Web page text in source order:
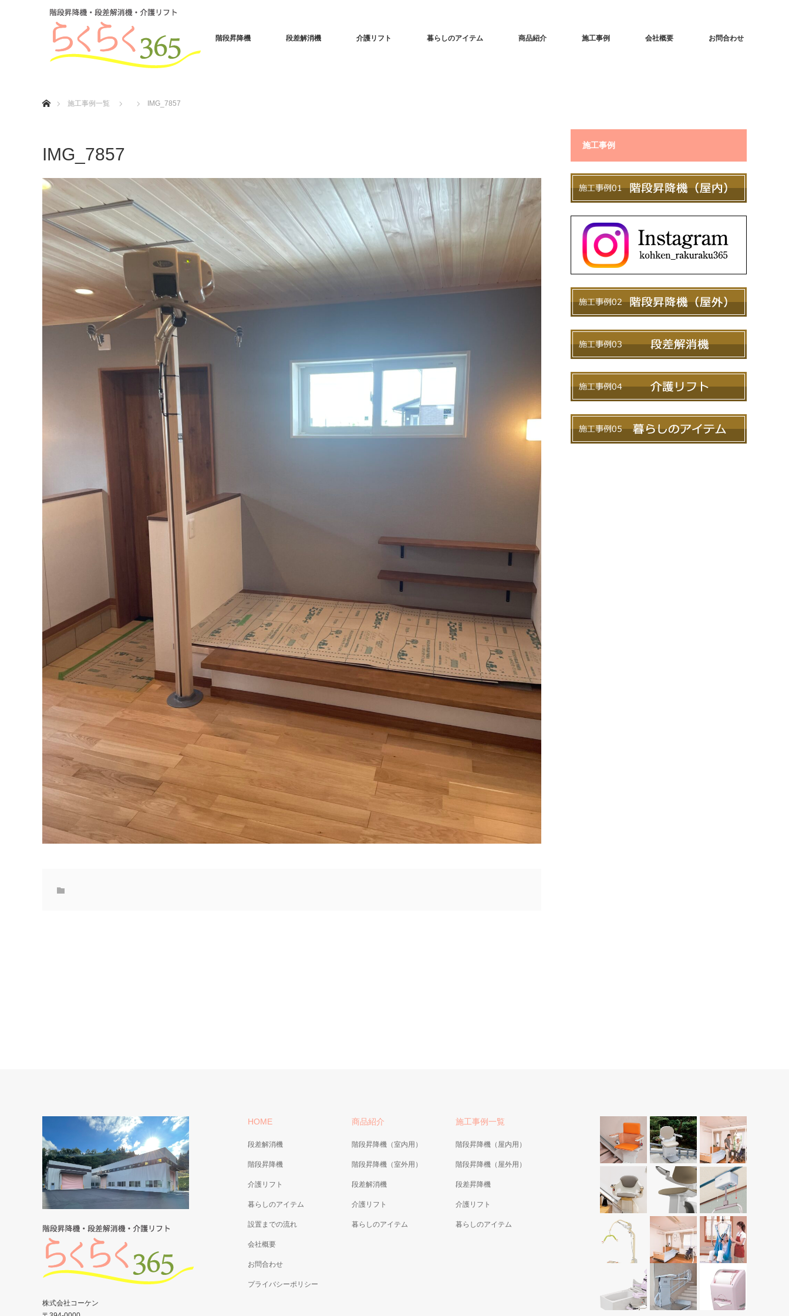
階段昇降機 段差解消機 介護リフト 暮らしのアイテム 商品紹介 施工事例 会社概要 お問合わせ
施工事例一覧
IMG_7857
IMG_7857 施工事例
HOME
段差解消機
階段昇降機
介護リフト
暮らしのアイテム
設置までの流れ
会社概要
お問合わせ
プライバシーポリシー
商品紹介
階段昇降機（室内用）
階段昇降機（室外用）
段差解消機
介護リフト
暮らしのアイテム
施工事例一覧
階段昇降機（屋内用）
階段昇降機（屋外用）
段差昇降機
介護リフト
暮らしのアイテム
株式会社コーケン